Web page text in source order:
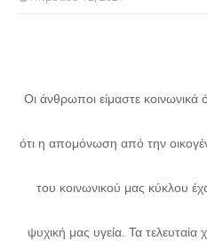
Οι άνθρωποι είμαστε κοινωνικά
ότι η απομόνωση από την
του κοινωνικού μας κύκλου
ψυχική μας υγεία. Τα τελευταία